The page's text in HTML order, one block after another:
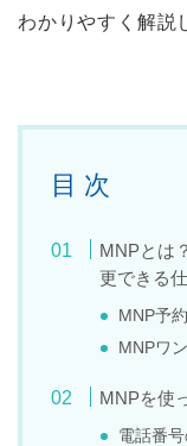
わかりやすく解説
目 次
MNPとは
更できる
MNP予
MNPワ
MNPを使
電話番